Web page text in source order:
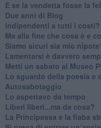
​E se la vendetta fosse la
​Due anni di Blog
​Indipendenti a tutti i costi?
​Ma alla fine che cosa è e
​Siamo sicuri sia mio
​Lamentarsi è davvero
​Metti un sabato al Museo
​Lo sguardo della poesia e
Autosabotaggio
​Lo aspettavo da tempo
​Liberi liberi...ma da cosa?
​La Principessa e la fiaba